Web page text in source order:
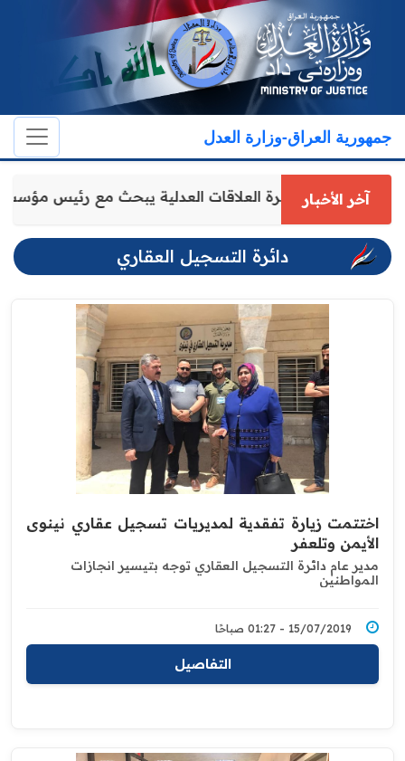
جمهورية العراق-وزارة العدل
آخر الأخبار
مدير عام دائرة العلاقات العدلية يبحث مع رئيس
دائرة التسجيل العقاري
اختتمت زيارة تفقدية لمديريات تسجيل عقاري نينوى
الأيمن وتلعفر
مدير عام دائرة التسجيل العقاري توجه بتيسير انجازات
المواطنين
15/07/2019 - 01:27 صباحًا
التفاصيل